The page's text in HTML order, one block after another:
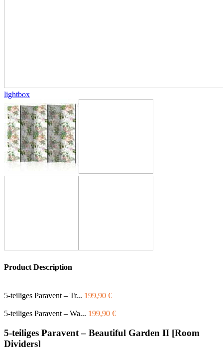
lightbox
Product Description
5-teiliges Paravent – Tr... 199,90 €
5-teiliges Paravent – Wa... 199,90 €
5-teiliges Paravent – Beautiful Garden II [Room
Dividers]